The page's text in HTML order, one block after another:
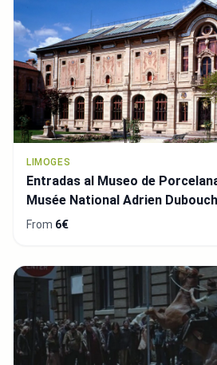
LIMOGES
Entradas al Museo de
Musée National Adrien
From 6€